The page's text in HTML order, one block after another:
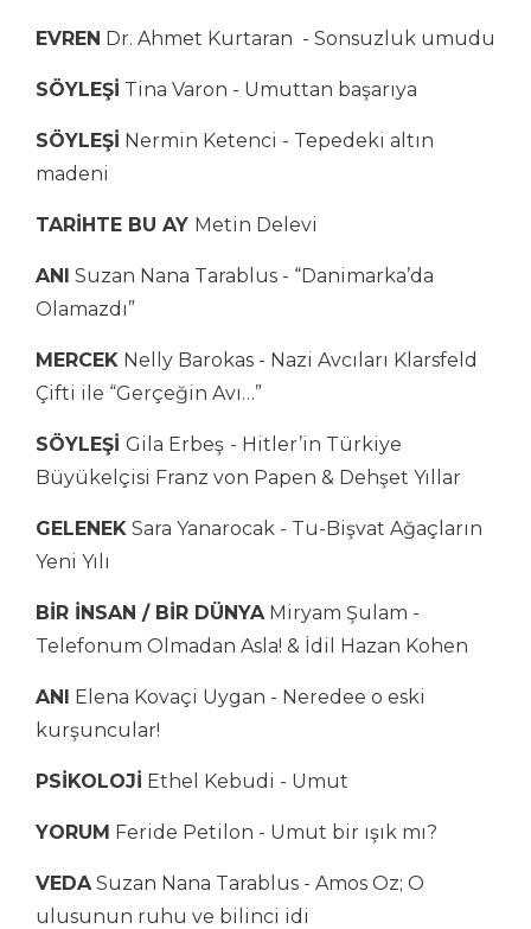
EVREN Dr. Ahmet Kurtaran - Sonsuzluk umudu
SÖYLEŞİ Tina Varon - Umuttan başarıya
SÖYLEŞİ Nermin Ketenci - Tepedeki altın
madeni
TARİHTE BU AY Metin Delevi
ANI Suzan Nana Tarablus - “Danimarka’da
Olamazdı”
MERCEK Nelly Barokas - Nazi Avcıları Klarsfeld
Çifti ile “Gerçeğin Avı…”
SÖYLEŞİ Gila Erbeş - Hitler’in Türkiye
Büyükelçisi Franz von Papen & Dehşet Yıllar
GELENEK Sara Yanarocak - Tu-Bişvat Ağaçların
Yeni Yılı
BİR İNSAN / BİR DÜNYAMiryam Şulam -
Telefonum Olmadan Asla! & İdil Hazan Kohen
ANI Elena Kovaçi Uygan - Neredee o eski
kurşuncular!
PSİKOLOJİ Ethel Kebudi - Umut
YORUM Feride Petilon - Umut bir ışık mı?
VEDASuzan Nana Tarablus - Amos Oz; O
ulusunun ruhu ve bilinci idi